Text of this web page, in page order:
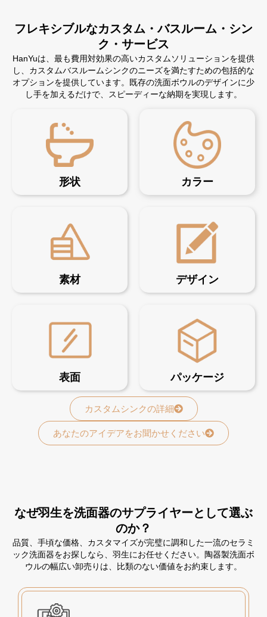
フレキシブルなカスタム・バスルーム・シン
ク・サービス
HanYuは、最も費用対効果の高いカスタムソリューションを提供
し、カスタムバスルームシンクのニーズを満たすための包括的な
オプションを提供しています。既存の洗面ボウルのデザインに少
し手を加えるだけで、スピーディーな納期を実現します。
形状 カラー
素材 デザイン
表面 パッケージ
カスタムシンクの詳細
あなたのアイデアをお聞かせください
なぜ羽生を洗面器のサプライヤーとして選ぶ
のか？
品質、手頃な価格、カスタマイズが完璧に調和した一流のセラミ
ック洗面器をお探しなら、羽生にお任せください。陶器製洗面ボ
ウルの幅広い卸売りは、比類のない価値をお約束します。